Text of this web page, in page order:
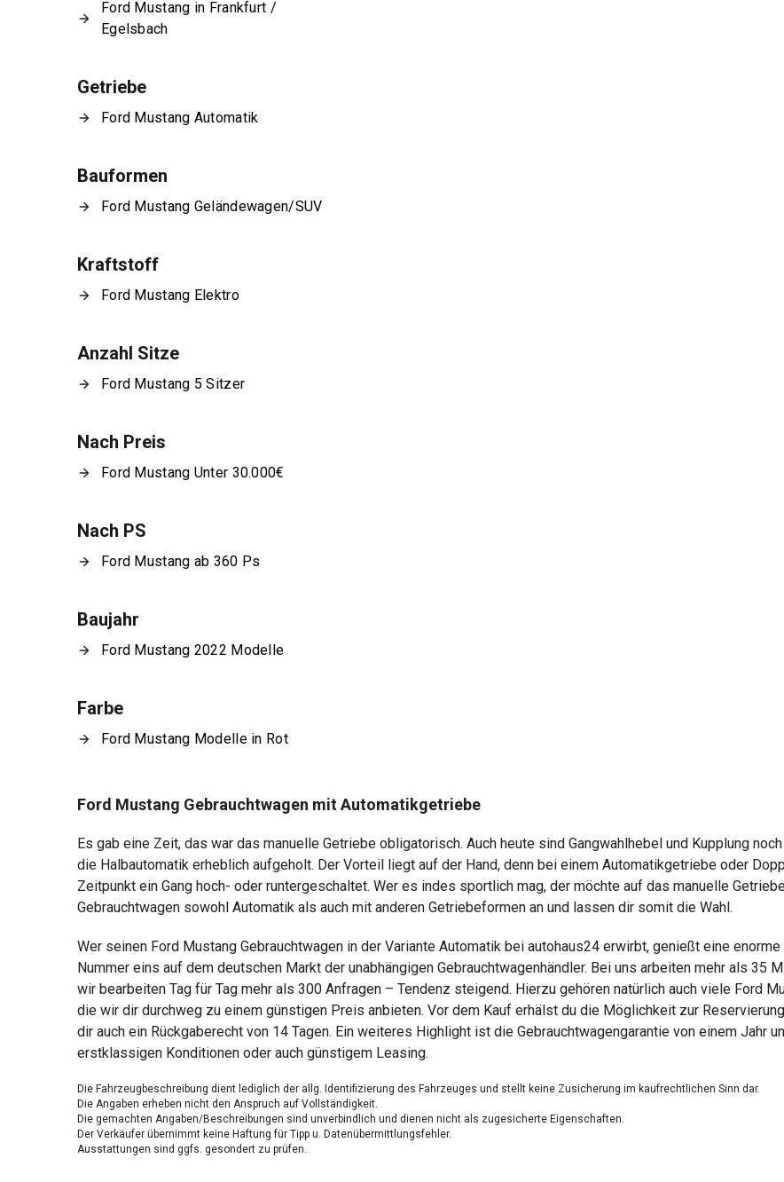
Ford Mustang in Frankfurt /
Egelsbach
Getriebe
Ford Mustang Automatik
Bauformen
Ford Mustang Geländewagen/SUV
Kraftstoff
Ford Mustang Elektro
Anzahl Sitze
Ford Mustang 5 Sitzer
Nach Preis
Ford Mustang Unter 30.000€
Nach PS
Ford Mustang ab 360 Ps
Baujahr
Ford Mustang 2022 Modelle
Farbe
Ford Mustang Modelle in Rot
Ford Mustang Gebrauchtwagen mit Automatikgetriebe
Es gab eine Zeit, das war das manuelle Getriebe obligatorisch. Auch heute sind Gangwahlhebel und Kupplung
die Halbautomatik erheblich aufgeholt. Der Vorteil liegt auf der Hand, denn bei einem Automatikgetriebe oder
Zeitpunkt ein Gang hoch- oder runtergeschaltet. Wer es indes sportlich mag, der möchte auf das manuelle
Gebrauchtwagen sowohl Automatik als auch mit anderen Getriebeformen an und lassen dir somit die Wahl.
Wer seinen Ford Mustang Gebrauchtwagen in der Variante Automatik bei autohaus24 erwirbt, genießt eine
Nummer eins auf dem deutschen Markt der unabhängigen Gebrauchtwagenhändler. Bei uns arbeiten mehr als 35
wir bearbeiten Tag für Tag mehr als 300 Anfragen – Tendenz steigend. Hierzu gehören natürlich auch viele Ford
die wir dir durchweg zu einem günstigen Preis anbieten. Vor dem Kauf erhälst du die Möglichkeit zur
dir auch ein Rückgaberecht von 14 Tagen. Ein weiteres Highlight ist die Gebrauchtwagengarantie von einem Jahr
erstklassigen Konditionen oder auch günstigem Leasing.
Die Fahrzeugbeschreibung dient lediglich der allg. Identifizierung des Fahrzeuges und stellt keine Zusicherung im kaufrechtlichen Sinn dar.
Die Angaben erheben nicht den Anspruch auf Vollständigkeit.
Die gemachten Angaben/Beschreibungen sind unverbindlich und dienen nicht als zugesicherte Eigenschaften.
Der Verkäufer übernimmt keine Haftung für Tipp u. Datenübermittlungsfehler.
Ausstattungen sind ggfs. gesondert zu prüfen.